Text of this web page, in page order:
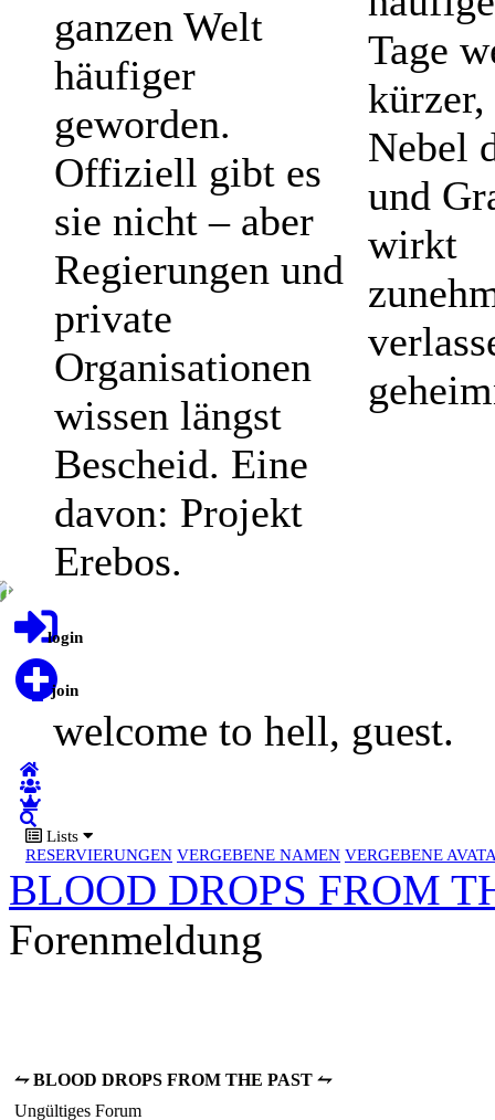
ganzen Welt
häufiger
geworden.
Offiziell gibt es
sie nicht – aber
Regierungen und
private
Organisationen
wissen längst
Bescheid. Eine
davon: Projekt
Erebos.
Tage
kürzer,
Nebel
und
wirkt
login
join
welcome to hell, guest.
Lists
RESERVIERUNGEN VERGEBENE NAMEN VERGEBENE
BLOOD DROPS FROM
Forenmeldung
⥊ BLOOD DROPS FROM THE PAST ⥊
Ungültiges Forum